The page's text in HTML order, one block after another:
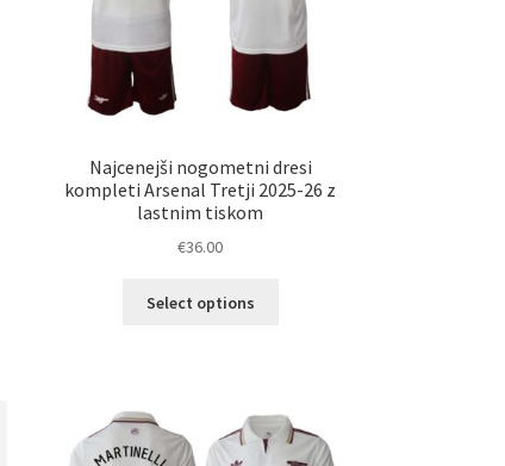
Najcenejši nogometni dresi
kompleti Arsenal Tretji 2025-26 z
lastnim tiskom
€36.00
Select options
Možnosti
lahko